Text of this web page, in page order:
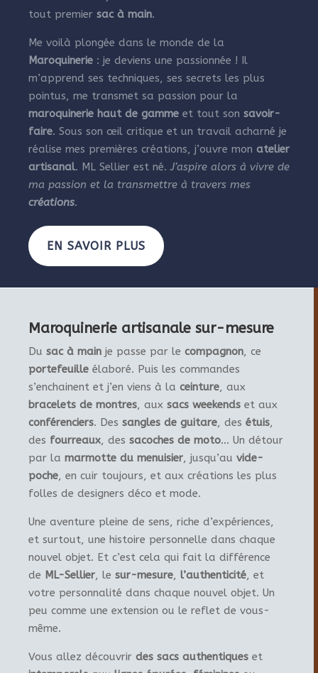
tout premier sac à main.
Me voilà plongée dans le monde de la
Maroquinerie : je deviens une passionnée ! Il
m’apprend ses techniques, ses secrets les plus
pointus, me transmet sa passion pour la
maroquinerie haut de gamme et tout son savoir-
faire. Sous son œil critique et un travail acharné je
réalise mes premières créations, j’ouvre mon atelier
artisanal. ML Sellier est né. J’aspire alors à vivre de
ma passion et la transmettre à travers mes
créations.
EN SAVOIR PLUS
Maroquinerie artisanale sur-mesure
Du sac à main je passe par le compagnon, ce
portefeuille élaboré. Puis les commandes
s’enchainent et j’en viens à la ceinture, aux
bracelets de montres, aux sacs weekends et aux
conférenciers. Des sangles de guitare, des étuis,
des fourreaux, des sacoches de moto… Un détour
par la marmotte du menuisier, jusqu’au vide-
poche, en cuir toujours, et aux créations les plus
folles de designers déco et mode.
Une aventure pleine de sens, riche d’expériences,
et surtout, une histoire personnelle dans chaque
nouvel objet. Et c’est cela qui fait la différence
de ML-Sellier, le sur-mesure, l’authenticité, et
votre personnalité dans chaque nouvel objet. Un
peu comme une extension ou le reflet de vous-
même.
Vous allez découvrir des sacs authentiques et